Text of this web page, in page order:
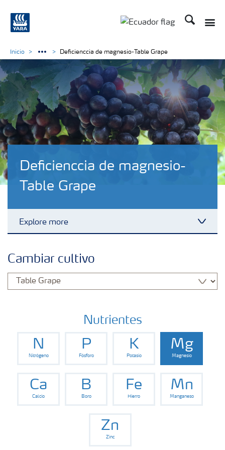
Buscar
Deficienccia de magnesio-
Table Grape
Explore more
Portafolio de Agricultura Digital
Almacenaje y manejo de fertilizantes
Cultivos
Red de Distribuidores Ecuador
Inicio Deficienccia de magnesio-Table Grape
Cambiar cultivo
Nutrientes
N
Nitrógeno
P
Fósforo
K
Potasio
Mg
Magnesio
Ca
Calcio
B
Boro
Fe
Hierro
Mn
Manganeso
Zn
Zinc